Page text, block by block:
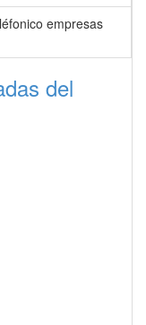
empresas
del